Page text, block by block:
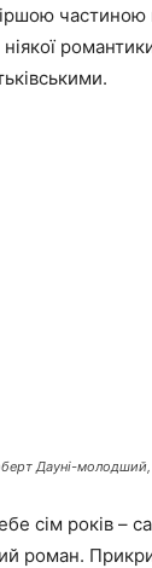
частиною
Дауні-молодший,
сім років –
роман.